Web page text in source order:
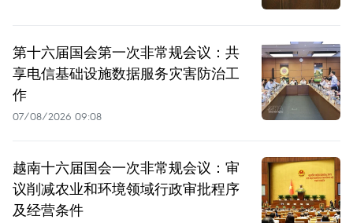
第十六届国会第一次非常规会议：共
享电信基础设施数据服务灾害防治工
作
07/08/2026 09:08
越南十六届国会一次非常规会议：审
议削减农业和环境领域行政审批程序
及经营条件